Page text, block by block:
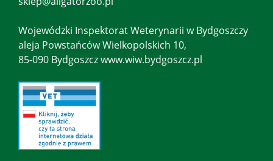
Wojewódzki Inspektorat Weterynarii w Bydgoszczy
aleja Powstańców Wielkopolskich 10,
85-090 Bydgoszcz www.wiw.bydgoszcz.pl